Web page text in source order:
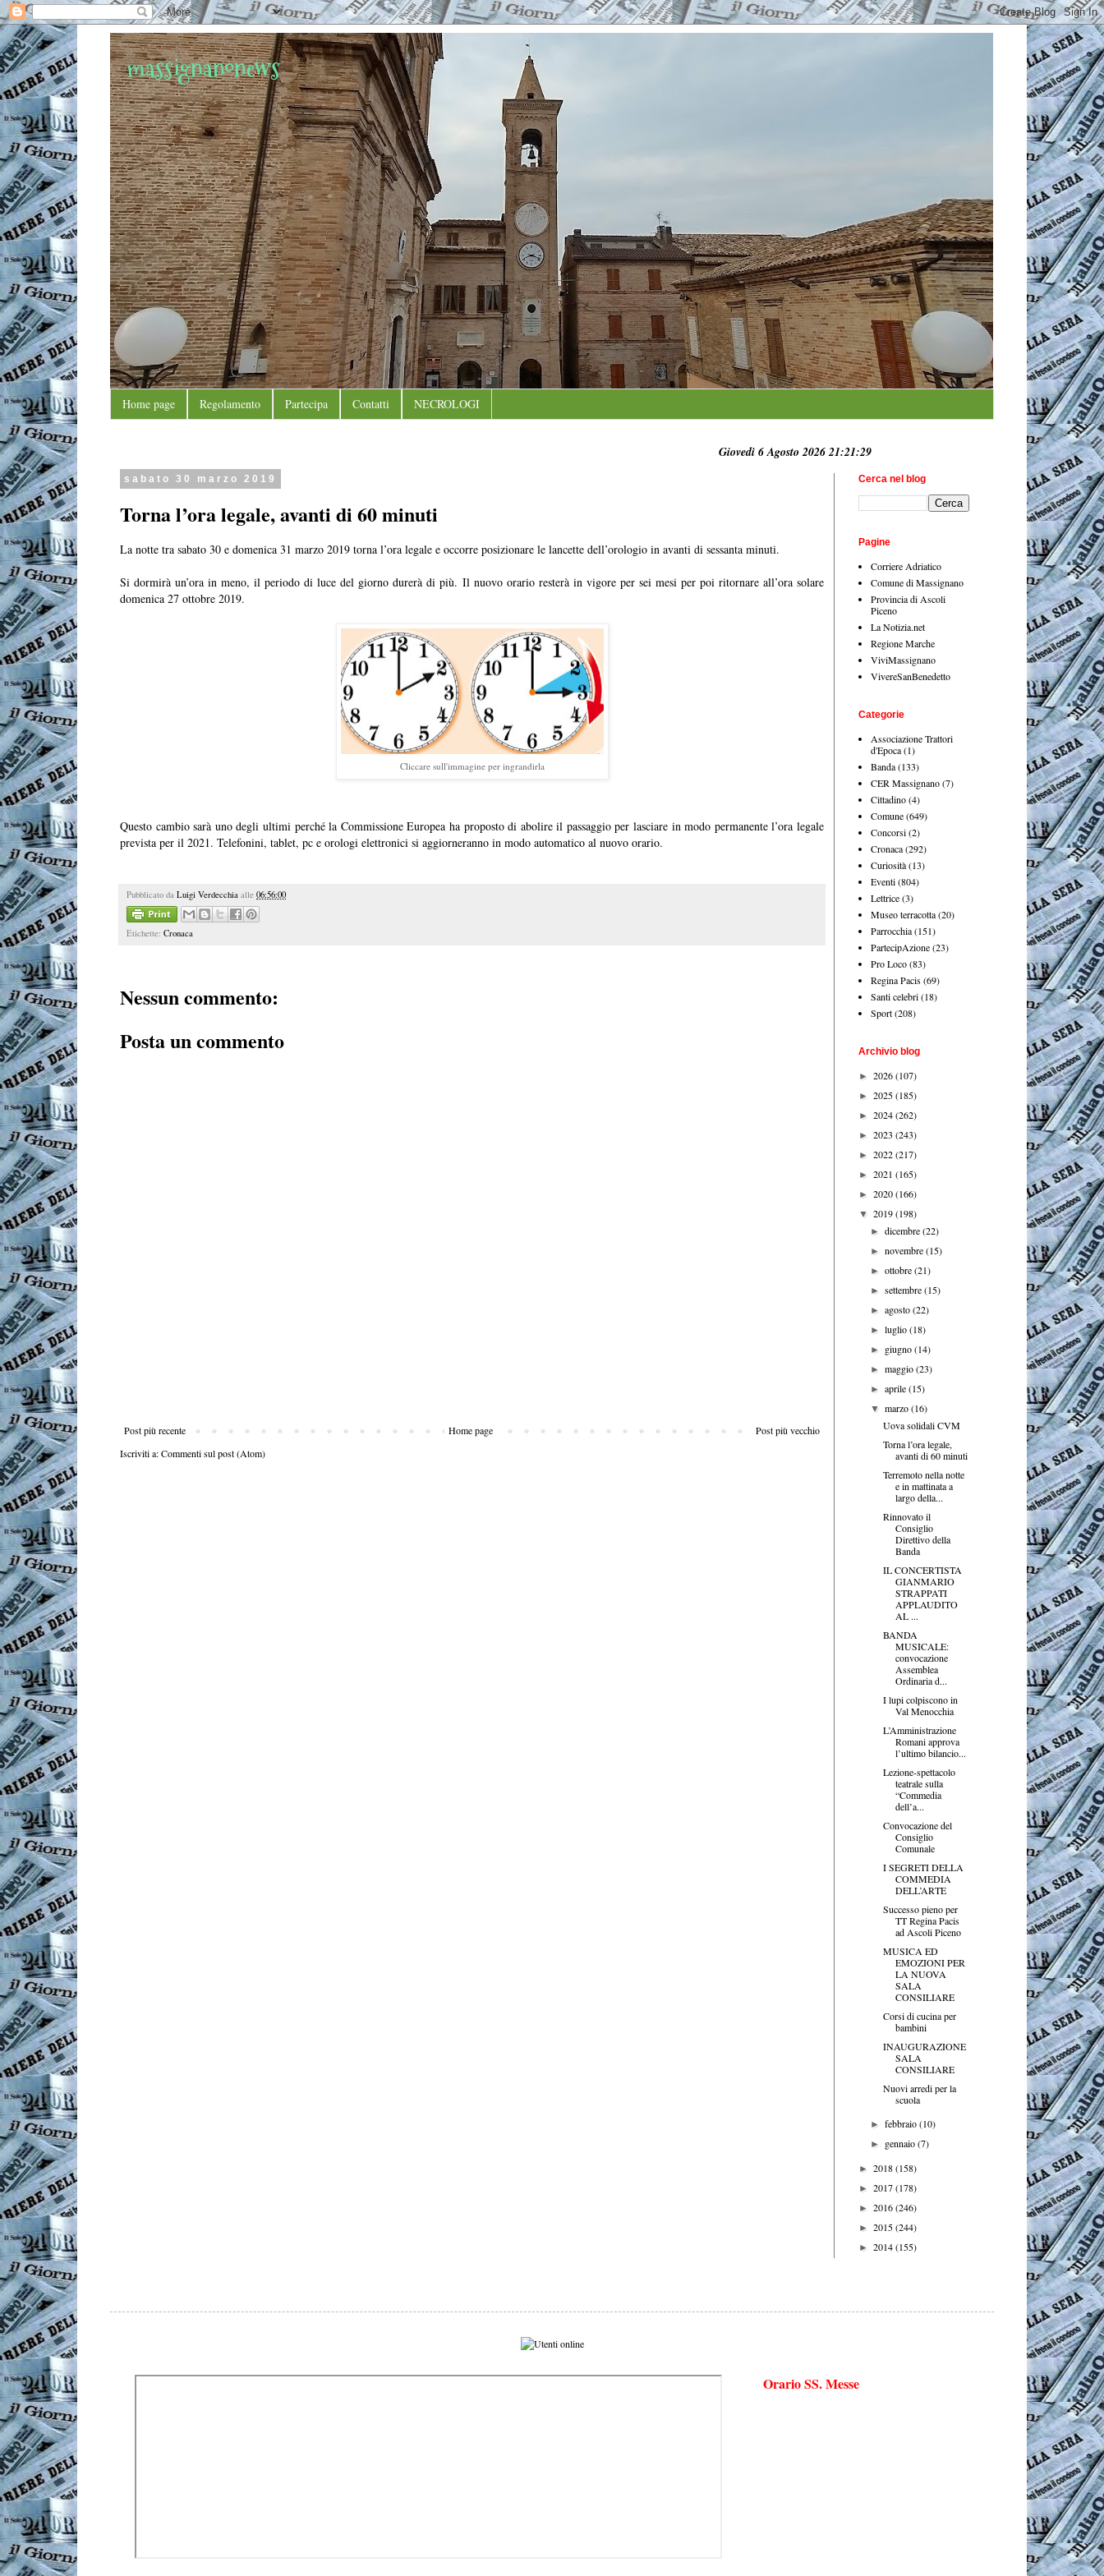
massignanonews
Home page Regolamento Partecipa Contatti NECROLOGI
Giovedì 6 Agosto 2026 21:21:30
sabato 30 marzo 2019
Torna l’ora legale, avanti di 60 minuti
La notte tra sabato 30 e domenica 31 marzo 2019 torna l’ora legale e occorre posizionare le lancette dell’orologio in avanti di sessanta minuti.
Si dormirà un’ora in meno, il periodo di luce del giorno durerà di più. Il nuovo orario resterà in vigore per sei mesi per poi ritornare all’ora solare
domenica 27 ottobre 2019.
Cliccare sull'immagine per ingrandirla
Questo cambio sarà uno degli ultimi perché la Commissione Europea ha proposto di abolire il passaggio per lasciare in modo permanente l’ora legale
prevista per il 2021. Telefonini, tablet, pc e orologi elettronici si aggiorneranno in modo automatico al nuovo orario.
Pubblicato da Luigi Verdecchia alle 06:56:00
Etichette: Cronaca
Nessun commento:
Posta un commento
Post più recente Post più vecchio
Home page
Iscriviti a:Commenti sul post (Atom)
Cerca nel blog
Pagine
Corriere Adriatico
Comune di Massignano
Provincia di Ascoli
Piceno
La Notizia.net
Regione Marche
ViviMassignano
VivereSanBenedetto
Categorie
Associazione Trattori
d'Epoca(1)
Banda(133)
CER Massignano(7)
Cittadino(4)
Comune(649)
Concorsi(2)
Cronaca(292)
Curiosità(13)
Eventi(804)
Lettrice(3)
Museo terracotta(20)
Parrocchia(151)
PartecipAzione(23)
Pro Loco(83)
Regina Pacis(69)
Santi celebri(18)
Sport(208)
Archivio blog
► 2026(107)
► 2025(185)
► 2024(262)
► 2023 (243)
► 2022(217)
► 2021 (165)
► 2020(166)
▼ 2019(198)
►dicembre(22)
►novembre(15)
►ottobre(21)
►settembre(15)
►agosto(22)
►luglio(18)
► giugno(14)
►maggio(23)
►aprile(15)
▼marzo(16)
Uova solidali CVM
Torna l’ora legale,
avanti di 60 minuti
Terremoto nella notte
e in mattinata a
largo della...
Rinnovato il
Consiglio
Direttivo della
Banda
IL CONCERTISTA
GIANMARIO
STRAPPATI
APPLAUDITO
AL ...
BANDA
MUSICALE:
convocazione
Assemblea
Ordinaria d...
I lupi colpiscono in
Val Menocchia
L’Amministrazione
Romani approva
l’ultimo bilancio...
Lezione-spettacolo
teatrale sulla
“Commedia
dell’a...
Convocazione del
Consiglio
Comunale
I SEGRETI DELLA
COMMEDIA
DELL’ARTE
Successo pieno per
TT Regina Pacis
ad Ascoli Piceno
MUSICA ED
EMOZIONI PER
LA NUOVA
SALA
CONSILIARE
Corsi di cucina per
bambini
INAUGURAZIONE
SALA
CONSILIARE
Nuovi arredi per la
scuola
►febbraio(10)
► gennaio(7)
► 2018(158)
► 2017(178)
► 2016(246)
► 2015(244)
► 2014(155)
Orario SS. Messe